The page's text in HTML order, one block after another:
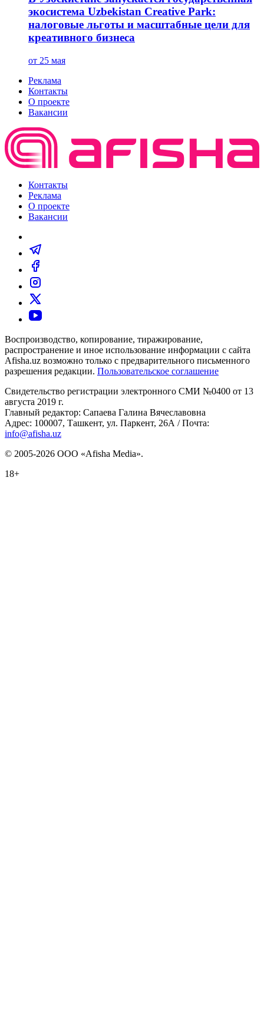
экосистема Uzbekistan Creative Park:
налоговые льготы и масштабные цели для
креативного бизнеса
от 25 мая
Реклама
Контакты
О проекте
Вакансии
Контакты
Реклама
О проекте
Вакансии
Воспроизводство, копирование, тиражирование,
распространение и иное использование информации с сайта
Afisha.uz возможно только с предварительного письменного
разрешения редакции. Пользовательское соглашение
Свидетельство регистрации электронного СМИ №0400 от 13
августа 2019 г.
Главный редактор: Сапаева Галина Вячеславовна
Адрес: 100007, Ташкент, ул. Паркент, 26А / Почта:
info@afisha.uz
© 2005-2026 ООО «Afisha Media».
18+